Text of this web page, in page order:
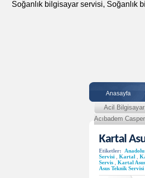
Soğanlık bilgisayar servisi, Soğanlık
Anasayfa
Acil
Acıbadem
Kartal
Etiketler: Anadolu
Servisi
Kartal
Servis
Kartal
Asus Teknik Servisi